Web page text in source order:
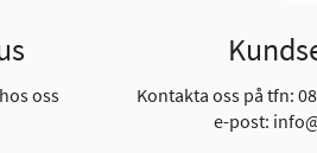
oss
Kontakta oss på tfn:
e-post: